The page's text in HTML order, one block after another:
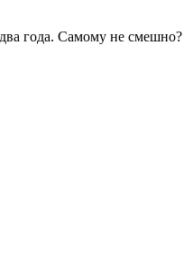
года. Самому не смешно?